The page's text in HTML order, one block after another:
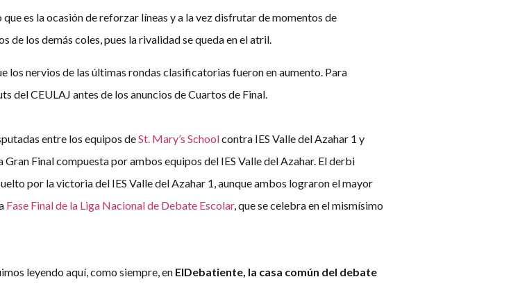
es la ocasión de reforzar líneas y a la vez disfrutar de momentos de
los demás coles, pues la rivalidad se queda en el atril.
los nervios de las últimas rondas clasificatorias fueron en aumento. Para
del CEULAJ antes de los anuncios de Cuartos de Final.
entre los equipos deSt. Mary’s Schoolcontra IES Valle del Azahar 1 y
Final compuesta por ambos equipos del IES Valle del Azahar. El derbi
por la victoria del IES Valle del Azahar 1, aunque ambos lograron el mayor
Fase Final de la Liga Nacional de Debate Escolar, que se celebra en el mismísimo
leyendo aquí, como siempre, en ElDebatiente, la casa común del debate